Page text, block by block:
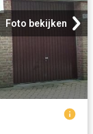
Foto bekijken